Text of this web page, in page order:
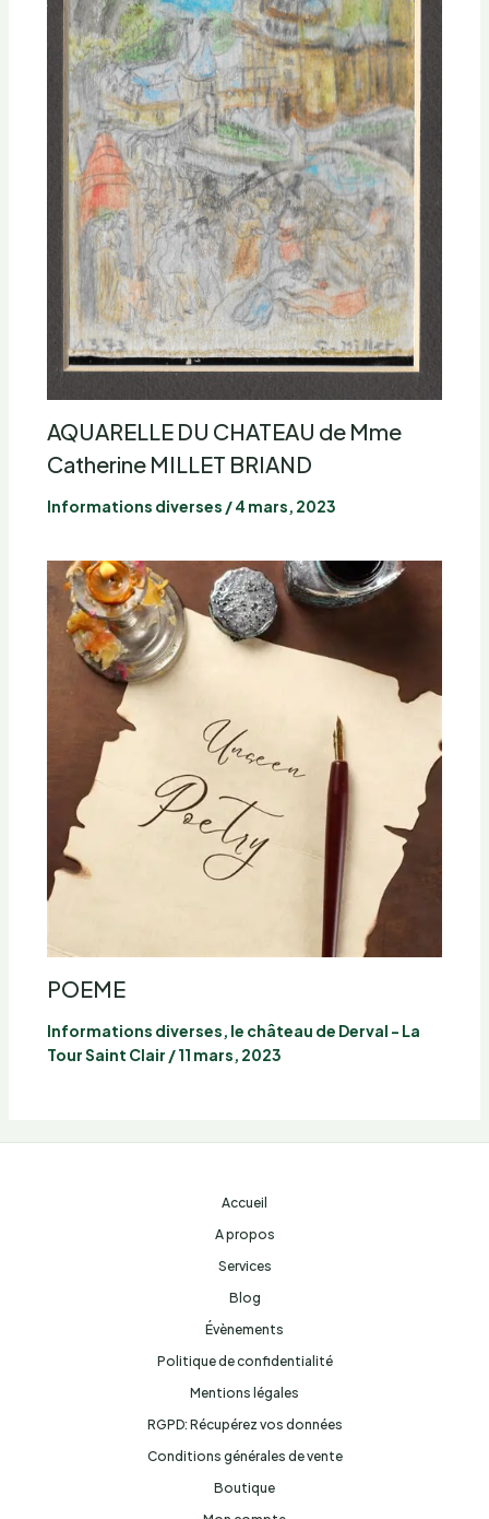
AQUARELLE DU CHATEAU de Mme
Catherine MILLET BRIAND
Informations diverses /4 mars, 2023
POEME
Informations diverses, le château de Derval - La
Tour Saint Clair /11 mars, 2023
Accueil
A propos
Services
Blog
Évènements
Politique de confidentialité
Mentions légales
RGPD: Récupérez vos données
Conditions générales de vente
Boutique